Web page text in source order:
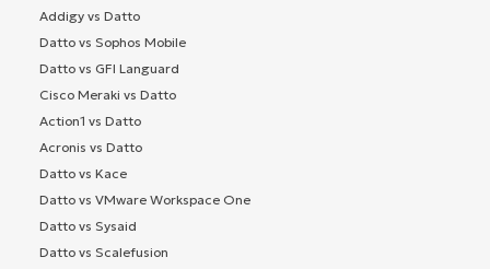
Addigy vs Datto
Datto vs Sophos Mobile
Datto vs GFI Languard
Cisco Meraki vs Datto
Action1 vs Datto
Acronis vs Datto
Datto vs Kace
Datto vs VMware Workspace One
Datto vs Sysaid
Datto vs Scalefusion